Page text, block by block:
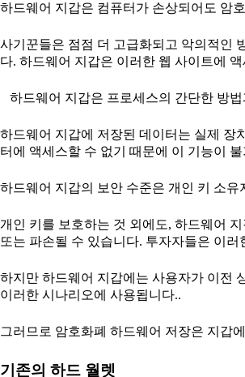
하드웨어 지갑은 컴퓨터가 손상되어도 암
사기꾼들은 점점 더 고급화되고 악의적인
다. 하드웨어 지갑은 이러한 웹 사이트에
하드웨어 지갑은 프로세스의 간단한 방
하드웨어 지갑에 저장된 데이터는 실제 장
터에 액세스할 수 없기 때문에 이 기능이
하드웨어 지갑의 보안 수준은 개인 키 소
개인 키를 보호하는 것 외에도, 하드웨어
또는 파손될 수 있습니다. 투자자들은 이
하지만 하드웨어 지갑에는 사용자가 이전
이러한 시나리오에 사용됩니다..
그러므로 암호화폐 하드웨어 저장은 지갑
기존의 하드 월렛